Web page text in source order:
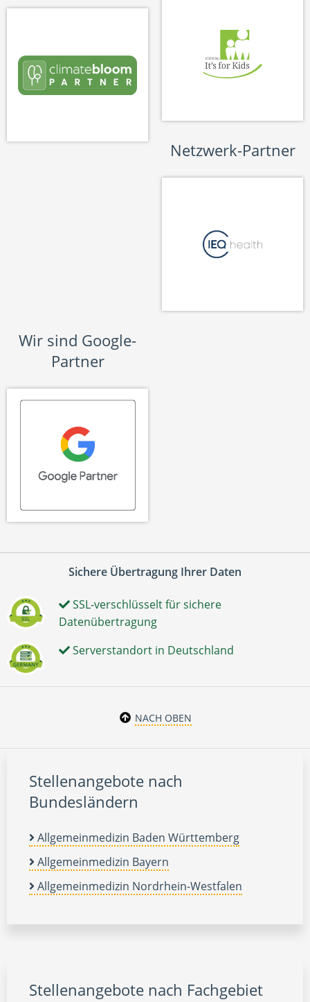
Netzwerk-Partner
Wir sind Google-
Partner
Sichere Übertragung Ihrer Daten
SSL-verschlüsselt für sichere
Datenübertragung
Serverstandort in Deutschland
NACH OBEN
Stellenangebote nach
Bundesländern
Allgemeinmedizin Baden Württemberg
Allgemeinmedizin Bayern
Allgemeinmedizin Nordrhein-Westfalen
Stellenangebote nach Fachgebiet